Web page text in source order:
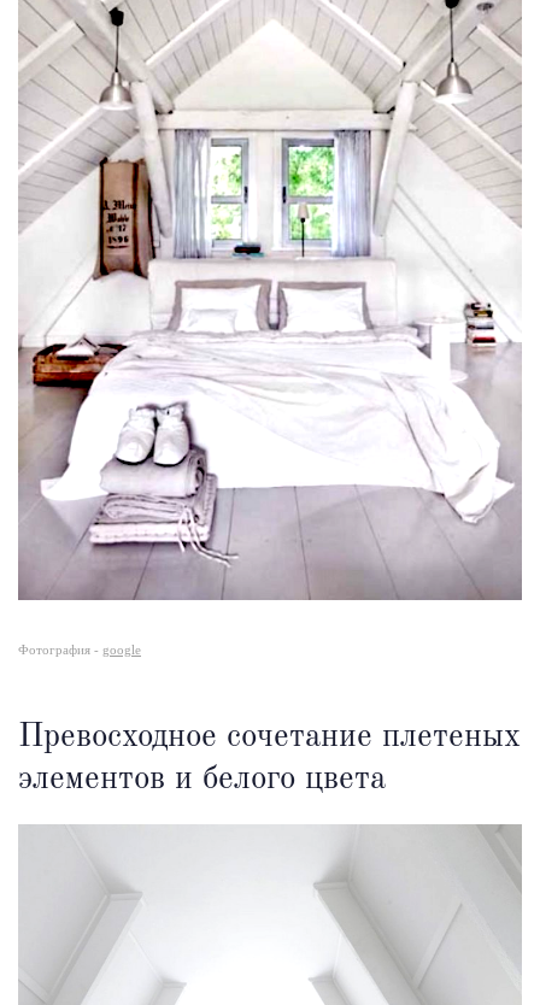
Фотография - google
Превосходное сочетание плетеных
элементов и белого цвета